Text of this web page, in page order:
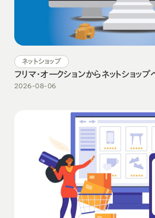
ネットショップ
フリマ・オークションからネットショッ
2026-08-06